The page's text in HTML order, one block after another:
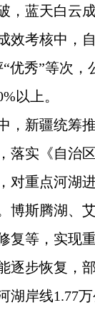
，蓝天白云
效考核中，
优秀”等次，
以上。
，新疆统筹
落实《自治
对重点河湖
博斯腾湖、
复等，实现
逐步恢复，
湖岸线1.77